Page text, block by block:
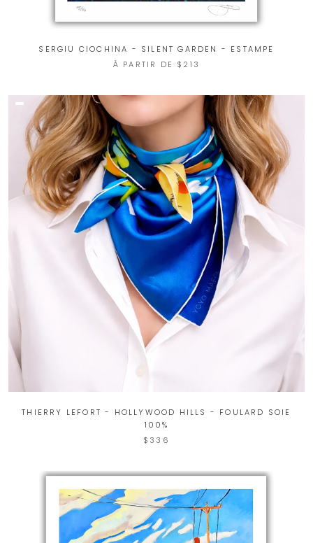
SERGIU CIOCHINA - SILENT GARDEN - ESTAMPE
À PARTIR DE $213
THIERRY LEFORT - HOLLYWOOD HILLS - FOULARD SOIE
100%
$336